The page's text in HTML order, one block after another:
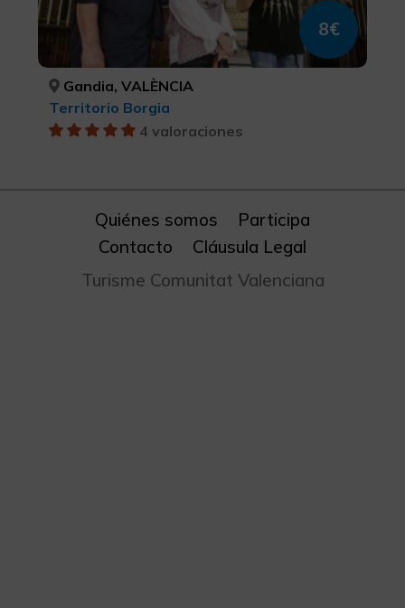
8€
Gandia, VALÈNCIA
Territorio Borgia
4 valoraciones
Quiénes somos
Participa
Contacto
Cláusula Legal
Turisme Comunitat Valenciana